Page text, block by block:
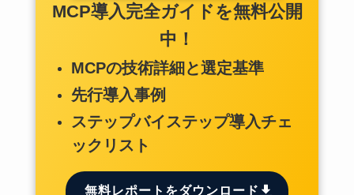
MCP導入完全ガイドを無料公開
中！
MCPの技術詳細と選定基準
先行導入事例
ステップバイステップ導入チェ
ックリスト
無料レポートをダウンロード